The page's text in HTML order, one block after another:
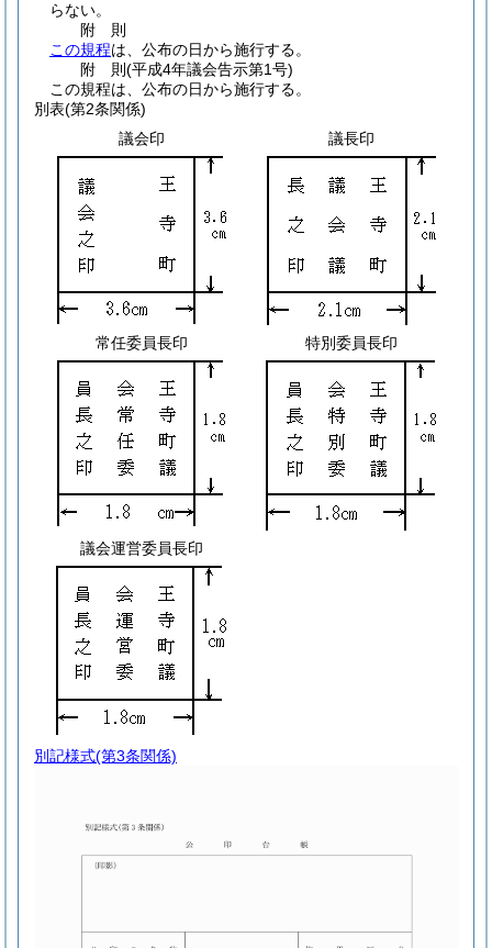
らない。
附 則
この規程は、公布の日から施行する。
附 則(平成4年議会告示第1号)
この規程は、公布の日から施行する。
別表(第2条関係)
議会印
議長印
常任委員長印 特別委員長印
議会運営委員長印
別記様式(第3条関係)